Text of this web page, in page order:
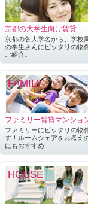
京都の大学生向け賃貸
京都の各大学名から、学校
の学生さんにピッタリの物
ご紹介。
FAMILY
ファミリー賃貸マンショ
ファミリーにピッタリの物
す！ルームシェアをお考え
にもおすすめ!
HOUSE